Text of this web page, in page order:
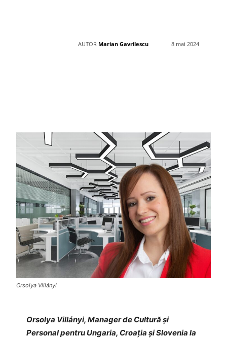
AUTOR Marian Gavrilescu 8 mai 2024
Orsolya Villányi
Orsolya Villányi, Manager de Cultură și
Personal pentru Ungaria, Croația și Slovenia la